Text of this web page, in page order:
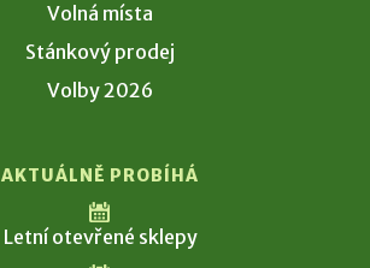
Volná místa
Stánkový prodej
Volby 2026
AKTUÁLNĚ PROBÍHÁ
Letní otevřené sklepy